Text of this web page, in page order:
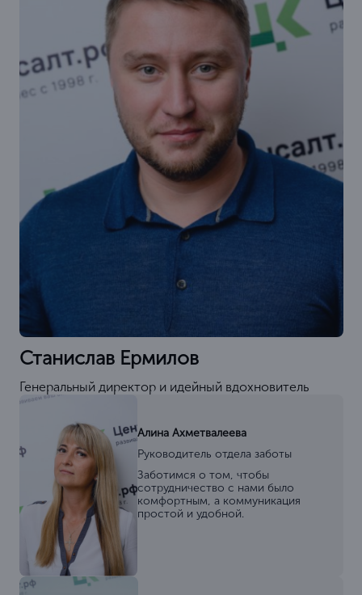
Станислав Ермилов
Генеральный директор и идейный вдохновитель
Алина Ахметвалеева
Руководитель отдела заботы
Заботимся о том, чтобы
сотрудничество с нами было
комфортным, а коммуникация
простой и удобной.